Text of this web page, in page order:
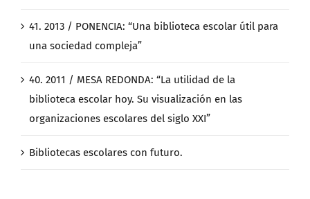
41. 2013 / PONENCIA: “Una biblioteca escolar útil para
una sociedad compleja”
40. 2011 / MESA REDONDA: “La utilidad de la
biblioteca escolar hoy. Su visualización en las
organizaciones escolares del siglo XXI”
Bibliotecas escolares con futuro.